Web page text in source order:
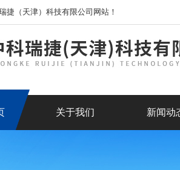
捷（天津）科技有限公司网站！
关于我们 新闻动